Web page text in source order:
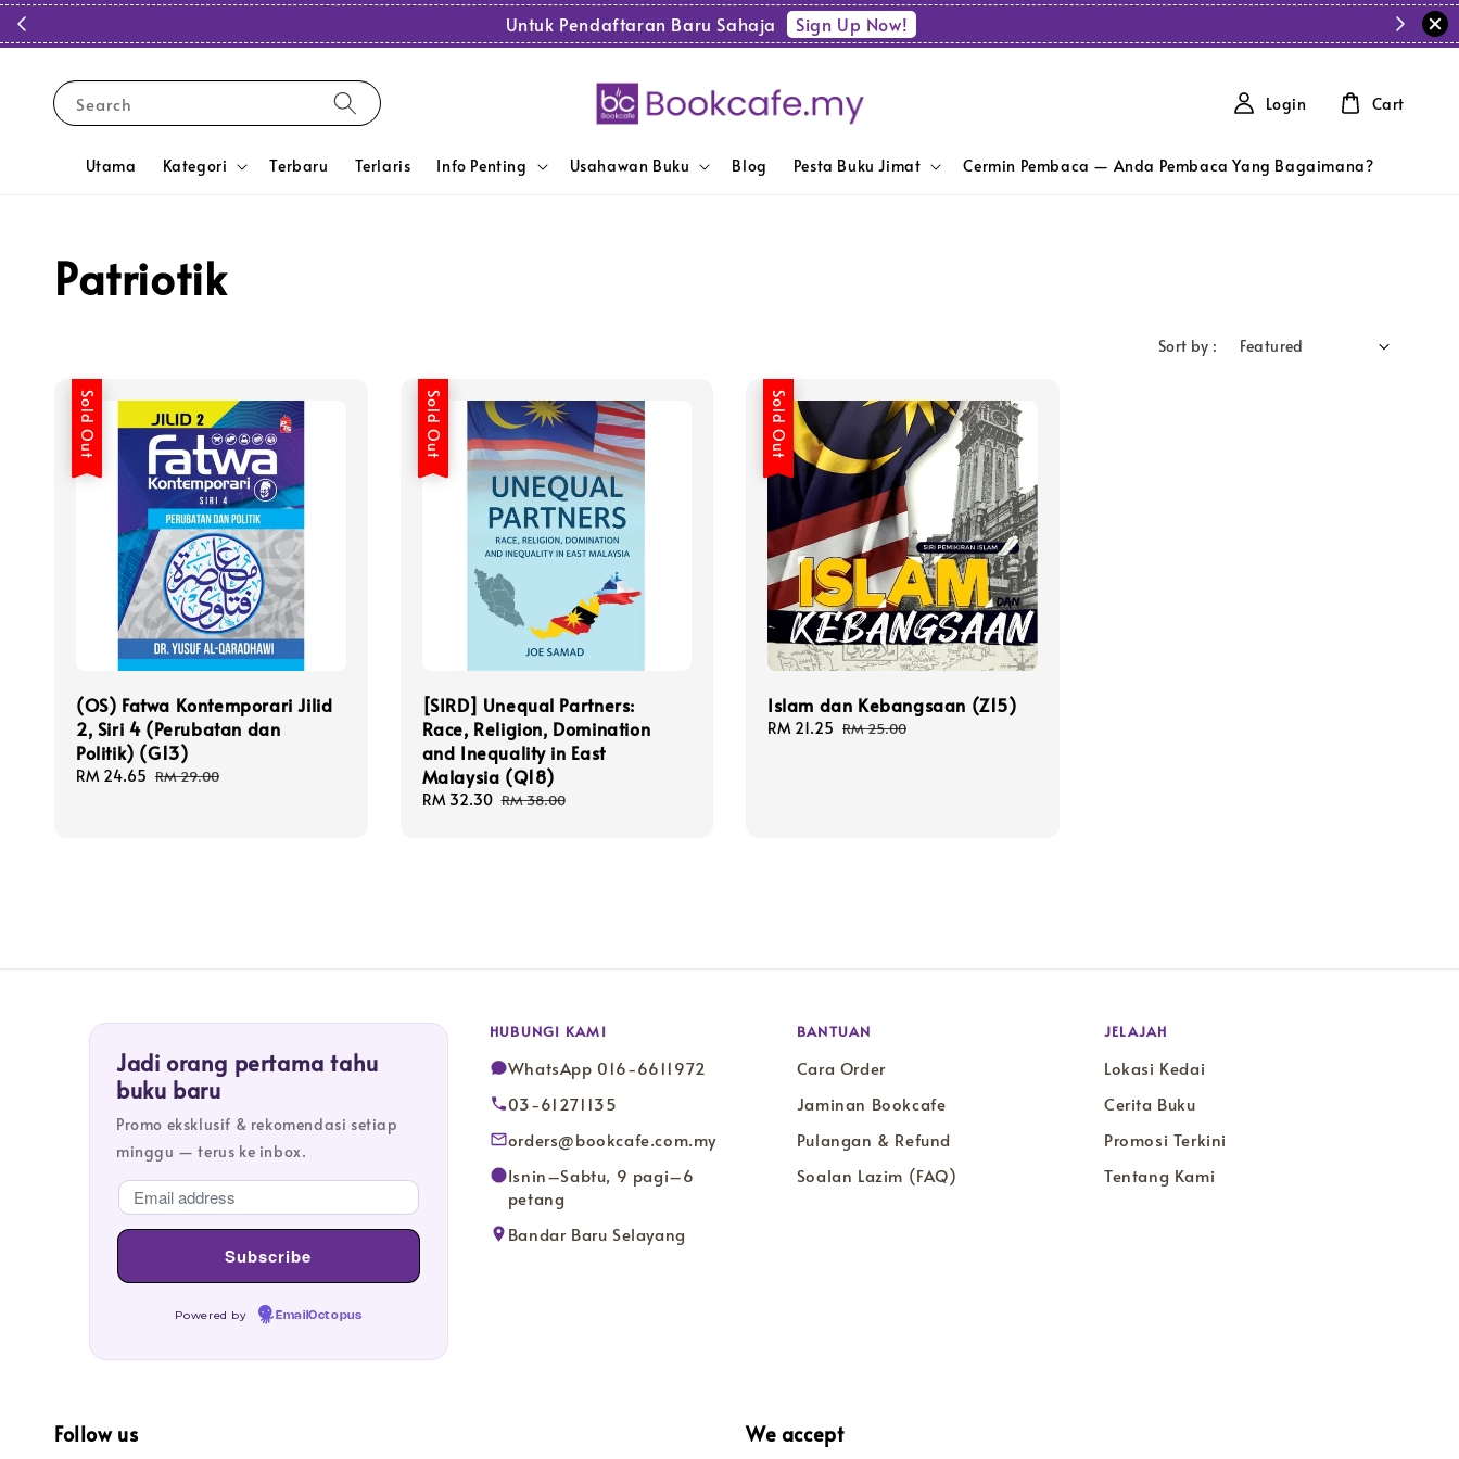
Untuk Pendaftaran Baru Sahaja Sign Up Now!
Search
Utama Kategori Terbaru Terlaris Info Penting Usahawan Buku Blog Pesta Buku Jimat Cermin Pembaca — Anda Pembaca Yang Bagaimana?
Login Cart
Patriotik
Sort by :
Sold Out
(OS) Fatwa Kontemporari Jilid
2, Siri 4 (Perubatan dan
Politik) (G13)
Sale
RM 24.65 Regular
RM 29.00
Sold Out
[SIRD] Unequal Partners:
Race, Religion, Domination
and Inequality in East
Malaysia (Q18)
Sale
RM 32.30 Regular
RM 38.00
Sold Out
Islam dan Kebangsaan (Z15)
Sale
RM 21.25 Regular
RM 25.00
Jadi orang pertama tahu
buku baru
Promo eksklusif & rekomendasi setiap
minggu — terus ke inbox.
Powered by EmailOctopus
HUBUNGI KAMI
WhatsApp 016-6611972
03-61271135
orders@bookcafe.com.my
Isnin–Sabtu, 9 pagi–6
petang
Bandar Baru Selayang
BANTUAN
Cara Order
Jaminan Bookcafe
Pulangan & Refund
Soalan Lazim (FAQ)
JELAJAH
Lokasi Kedai
Cerita Buku
Promosi Terkini
Tentang Kami
Follow us We accept